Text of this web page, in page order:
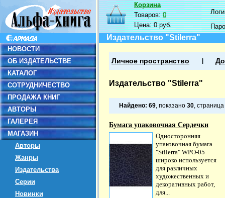
НОВОСТИ
ОБ ИЗДАТЕЛЬСТВЕ
КАТАЛОГ
СОТРУДНИЧЕСТВО
ПРОДАЖА КНИГ
АВТОРЫ
ГАЛЕРЕЯ
МАГАЗИН
Авторы
Жанры
Издательства
Серии
Новинки
Корзина
Товаров:0
Цена:0 руб.
Издательство "Stilerra"
Личное пространство
Издательство "Stilerra"
Найдено: 69, показано 30, страница
Бумага упаковочная Сердечки
Односторонняя
упаковочная бумага
"Stilerra" WPO-05
широко используется
для различных
художественных и
декоративных работ,
для...